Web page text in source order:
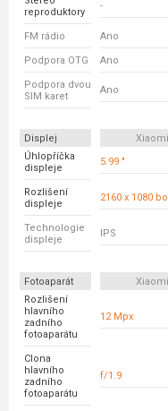
reproduktory
-
FM rádio Ano
Podpora OTG Ano
Podpora dvou
SIM karet
Ano
Displej
Úhlopříčka
displeje
5.99 "
Rozlišení
displeje
2160 x 1080
Technologie
displeje
IPS
Fotoaparát
Rozlišení
hlavního
zadního
fotoaparátu
12 Mpx
Clona
hlavního
zadního
fotoaparátu
f/1.9